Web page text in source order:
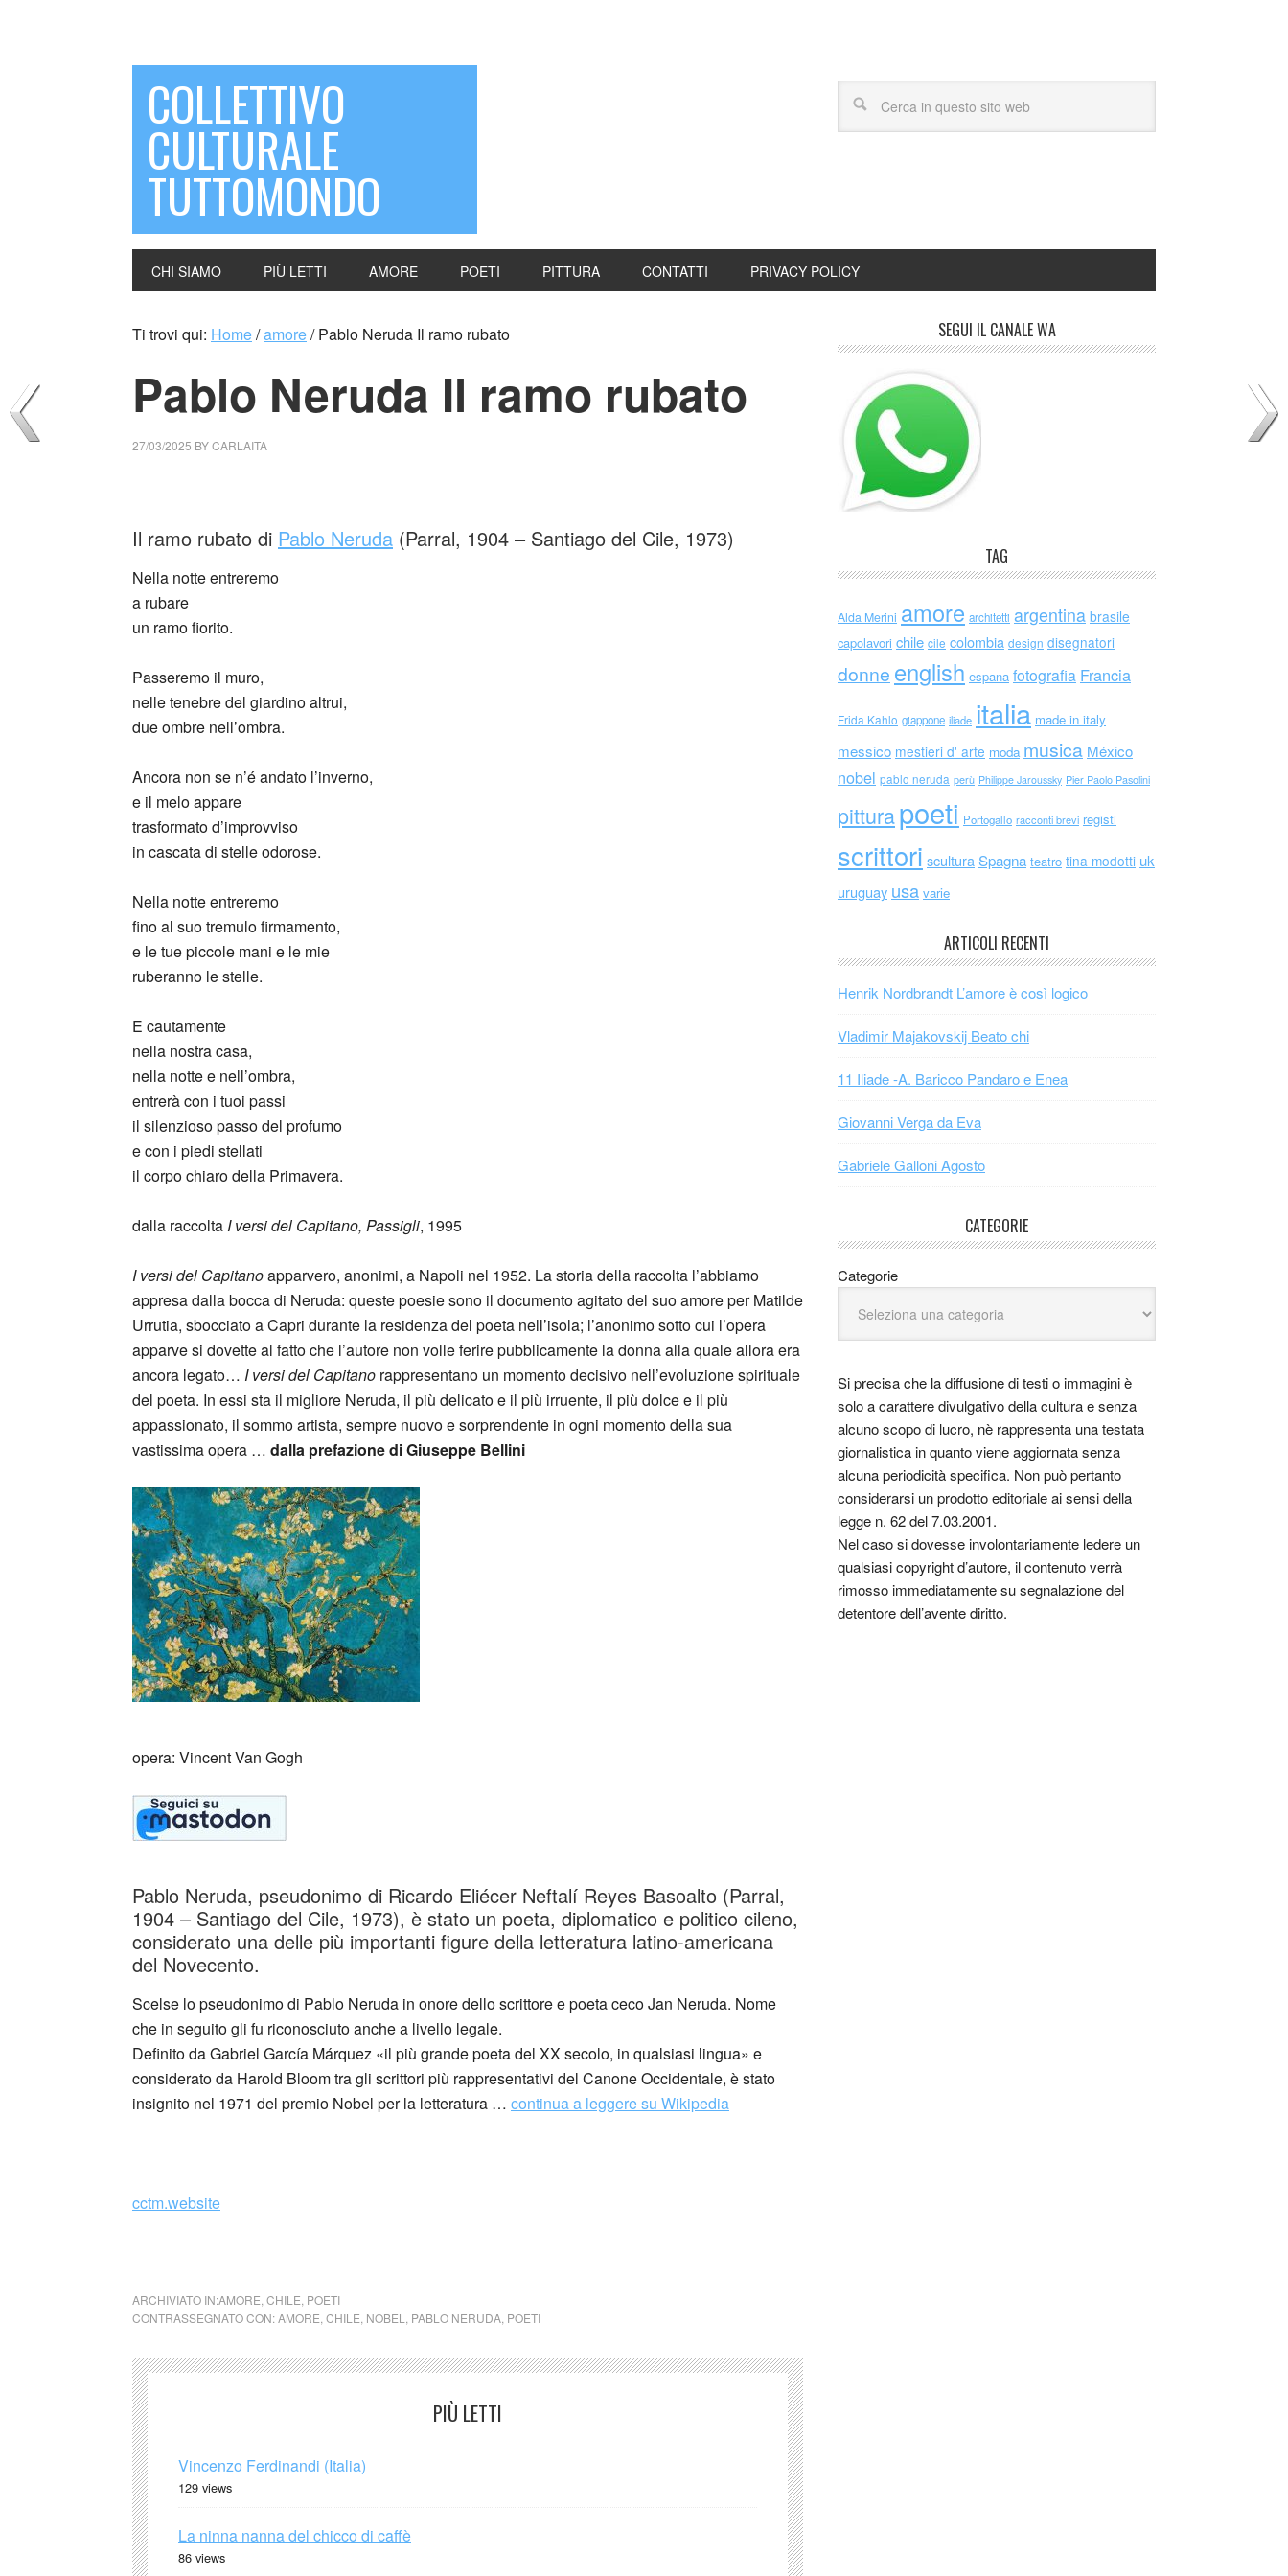
COLLETTIVO
CULTURALE
TUTTOMONDO
CHI SIAMO PIÙ LETTI AMORE POETI PITTURA CONTATTI PRIVACY POLICY
Ti trovi qui: Home/amore/Pablo Neruda Il ramo rubato
Pablo Neruda Il ramo rubato
27/03/2025 BYCARLAITA
Il ramo rubato di Pablo Neruda (Parral, 1904 – Santiago del Cile, 1973)
Nella notte entreremo
a rubare
un ramo fiorito.
Passeremo il muro,
nelle tenebre del giardino altrui,
due ombre nell’ombra.
Ancora non se n’é andato l’inverno,
e il melo appare
trasformato d’improvviso
in cascata di stelle odorose.
Nella notte entreremo
fino al suo tremulo firmamento,
e le tue piccole mani e le mie
ruberanno le stelle.
E cautamente
nella nostra casa,
nella notte e nell’ombra,
entrerà con i tuoi passi
il silenzioso passo del profumo
e con i piedi stellati
il corpo chiaro della Primavera.
dalla raccolta I versi del Capitano, Passigli, 1995
I versi del Capitanoapparvero, anonimi, a Napoli nel 1952. La storia della raccolta l’abbiamo
appresa dalla bocca di Neruda: queste poesie sono il documento agitato del suo amore per Matilde
Urrutia, sbocciato a Capri durante la residenza del poeta nell’isola; l’anonimo sotto cui l’opera
apparve si dovette al fatto che l’autore non volle ferire pubblicamente la donna alla quale allora era
ancora legato… I versi del Capitano rappresentano un momento decisivo nell’evoluzione spirituale
del poeta. In essi sta il migliore Neruda, il più delicato e il più irruente, il più dolce e il più
appassionato, il sommo artista, sempre nuovo e sorprendente in ogni momento della sua
vastissima opera … dalla prefazione di Giuseppe Bellini
opera: Vincent Van Gogh
Pablo Neruda, pseudonimo di Ricardo Eliécer Neftalí Reyes Basoalto (Parral,
1904 – Santiago del Cile, 1973), è stato un poeta, diplomatico e politico cileno,
considerato una delle più importanti figure della letteratura latino-americana
del Novecento.
Scelse lo pseudonimo di Pablo Neruda in onore dello scrittore e poeta ceco Jan Neruda. Nome
che in seguito gli fu riconosciuto anche a livello legale.
Definito da Gabriel García Márquez «il più grande poeta del XX secolo, in qualsiasi lingua» e
considerato da Harold Bloom tra gli scrittori più rappresentativi del Canone Occidentale, è stato
insignito nel 1971 del premio Nobel per la letteratura … continua a leggere su Wikipedia
cctm.website
ARCHIVIATO IN:AMORE CHILE POETI
CONTRASSEGNATO CON:AMORE CHILE NOBEL PABLO NERUDA POETI
PIÙ LETTI
Vincenzo Ferdinandi (Italia)
129 views
La ninna nanna del chicco di caffè
86 views
SEGUI IL CANALE WA
TAG
Alda Merini amore architetti argentina brasile
capolavori chile cile colombia design disegnatori
donne english espana fotografia Francia
Frida Kahlo giappone iliade italia made in italy
messico mestieri d' arte moda musica México
nobel pablo neruda perù Philippe Jaroussky Pier Paolo Pasolini
pitturapoeti Portogallo racconti brevi registi
scrittori scultura Spagna teatro tina modotti uk
uruguay usa varie
ARTICOLI RECENTI
Henrik Nordbrandt L’amore è così logico
Vladimir Majakovskij Beato chi
11 Iliade -A. Baricco Pandaro e Enea
Giovanni Verga da Eva
Gabriele Galloni Agosto
CATEGORIE
Categorie
Si precisa che la diffusione di testi o immagini è
solo a carattere divulgativo della cultura e senza
alcuno scopo di lucro, nè rappresenta una testata
giornalistica in quanto viene aggiornata senza
alcuna periodicità specifica. Non può pertanto
considerarsi un prodotto editoriale ai sensi della
legge n. 62 del 7.03.2001.
Nel caso si dovesse involontariamente ledere un
qualsiasi copyright d’autore, il contenuto verrà
rimosso immediatamente su segnalazione del
detentore dell’avente diritto.